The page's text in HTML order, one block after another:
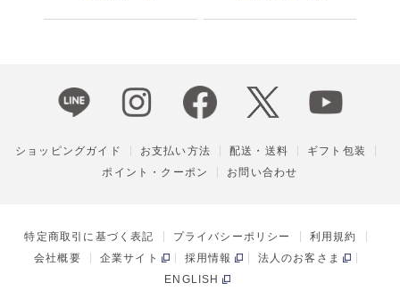
ショッピングガイド お支払い方法 配送・送料
ギフト包装
ポイント・クーポン
お問い合わせ
特定商取引に基づく表記 プライバシーポリシー
利用規約
会社概要
企業サイト 採用情報
法人のお客さま
ENGLISH